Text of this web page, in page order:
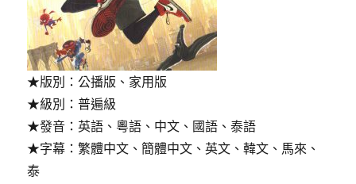
★版別：公播版、家用版
★級別：普遍級
★發音：英語、粵語、中文、國語、泰語
★字幕：繁體中文、簡體中文、英文、韓文、馬來、
泰